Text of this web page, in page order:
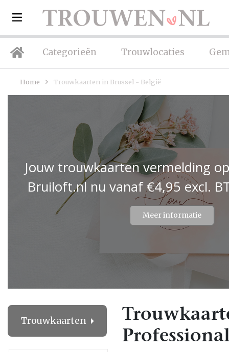
Categorieën Trouwlocaties
Home Trouwkaarten in Brussel - België
Jouw trouwkaarten vermelding
Bruiloft.nl nu vanaf €4,95 excl.
Meer informatie
Trouwkaarten